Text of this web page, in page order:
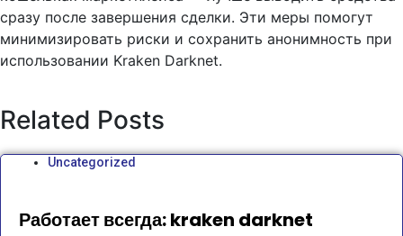
сразу после завершения сделки. Эти меры помогут
минимизировать риски и сохранить анонимность при
использовании Kraken Darknet.
Related Posts
Uncategorized
Работает всегда: kraken darknet